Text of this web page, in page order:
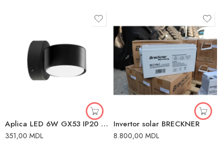
Aplica LED 6W GX53 IP20 115x100x100mm TK Lighting
351,00 MDL
Invertor solar BRECKNER
8.800,00 MDL